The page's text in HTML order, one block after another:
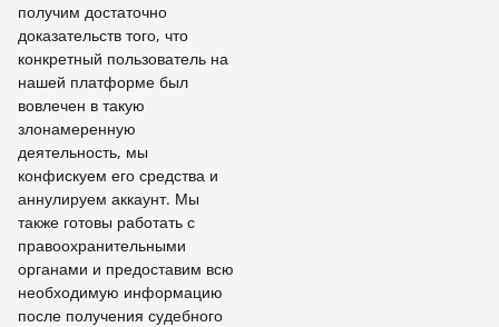
получим достаточно
доказательств того, что
конкретный пользователь на
нашей платформе был
вовлечен в такую
злонамеренную
деятельность, мы
конфискуем его средства и
аннулируем аккаунт. Мы
также готовы работать с
правоохранительными
органами и предоставим всю
необходимую информацию
после получения судебного